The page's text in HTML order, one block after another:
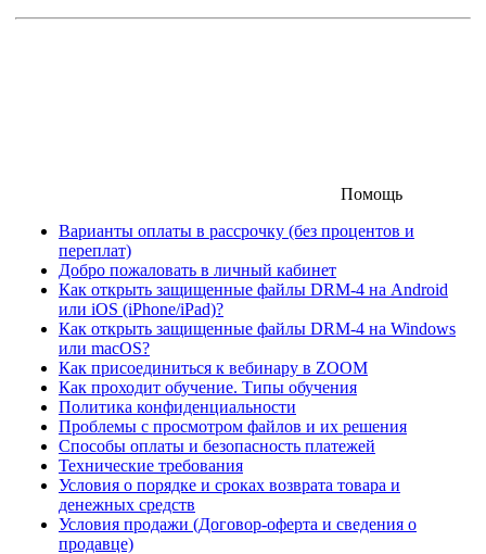
Помощь
Варианты оплаты в рассрочку (без процентов и
переплат)
Добро пожаловать в личный кабинет
Как открыть защищенные файлы DRM-4 на Android
или iOS (iPhone/iPad)?
Как открыть защищенные файлы DRM-4 на Windows
или macOS?
Как присоединиться к вебинару в ZOOM
Как проходит обучение. Типы обучения
Политика конфиденциальности
Проблемы с просмотром файлов и их решения
Способы оплаты и безопасность платежей
Технические требования
Условия о порядке и сроках возврата товара и
денежных средств
Условия продажи (Договор-оферта и сведения о
продавце)